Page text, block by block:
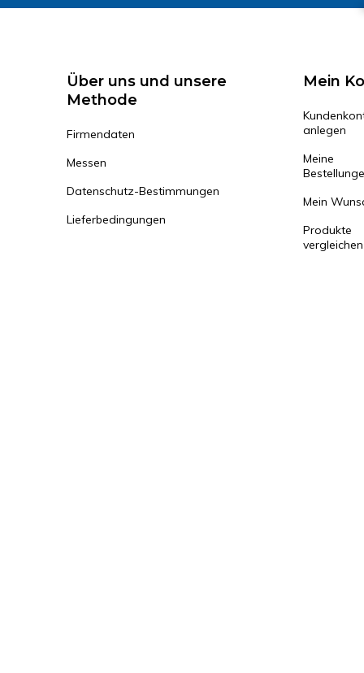
Über uns und unsere
Methode
Firmendaten
Messen
Datenschutz-Bestimmungen
Lieferbedingungen
Mein
anlegen
Meine
Mein
Produkte
vergleichen